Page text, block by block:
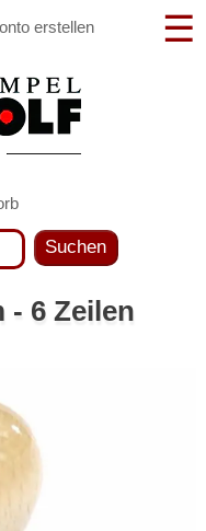
erstellen
Suchen
- 6 Zeilen